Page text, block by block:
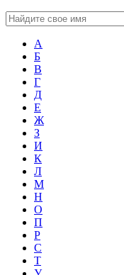
А
Б
В
Г
Д
Е
Ж
З
И
К
Л
М
Н
О
П
Р
С
Т